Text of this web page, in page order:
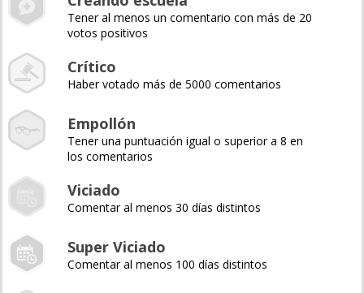
Tener al menos un comentario con más de 20
votos positivos
Crítico
Haber votado más de 5000 comentarios
Empollón
Tener una puntuación igual o superior a 8 en
los comentarios
Viciado
Comentar al menos 30 días distintos
Super Viciado
Comentar al menos 100 días distintos